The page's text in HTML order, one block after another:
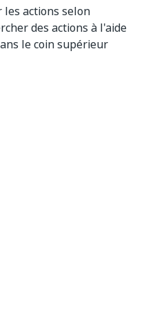
actions selon
des actions à l'aide
le coin supérieur